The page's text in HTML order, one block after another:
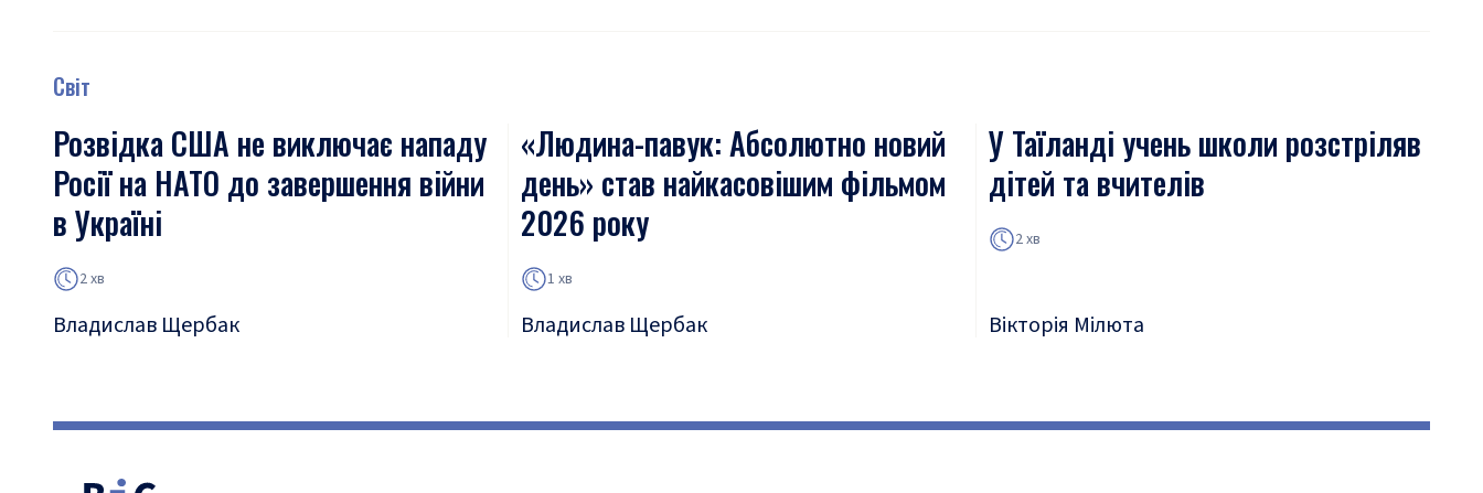
Світ
Розвідка США не виключає нападу
Росії на НАТО до завершення війни
в Україні
2 хв
Владислав Щербак
«Людина-павук: Абсолютно новий
день» став найкасовішим фільмом
2026 року
1 хв
Владислав Щербак
У Таїланді учень школи розстріляв
дітей та вчителів
2 хв
Вікторія Мілюта